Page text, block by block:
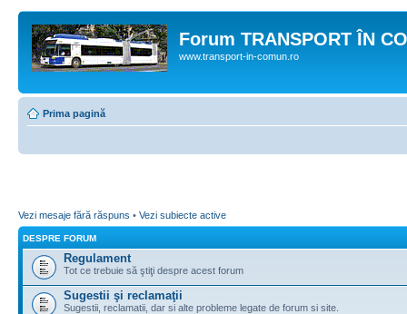
Forum TRANSPORT ÎN
www.transport-in-comun.ro
Prima pagină
Vezi mesaje fără răspuns • Vezi subiecte active
DESPRE FORUM
Regulament
Tot ce trebuie să ştiţi despre acest forum
Sugestii şi reclamaţii
Sugestii, reclamatii, dar si alte probleme legate de forum si site.